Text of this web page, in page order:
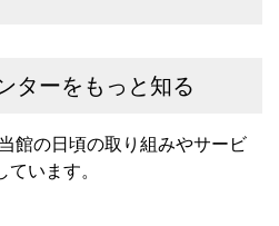
ターをもっと知る
当館の日頃の取り組みやサービ
います。